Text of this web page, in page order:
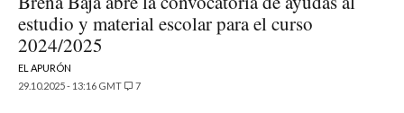
estudio y material escolar para el curso
2024/2025
EL APURÓN
29.10.2025 - 13:16 GMT
7